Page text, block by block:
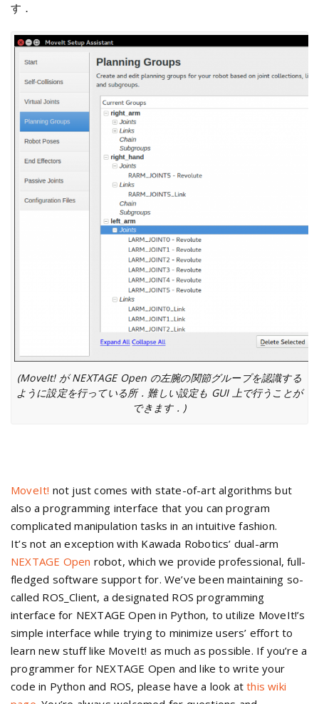
す．
(MoveIt! が NEXTAGE Open の左腕の関節グループを認識する
ように設定を行っている所．難しい設定も GUI 上で行うことが
できます．)
MoveIt! not just comes with state-of-art algorithms but
also a programming interface that you can program
complicated manipulation tasks in an intuitive fashion.
It’s not an exception with Kawada Robotics’ dual-arm
NEXTAGE Open robot, which we provide professional, full-
fledged software support for. We’ve been maintaining so-
called ROS_Client, a designated ROS programming
interface for NEXTAGE Open in Python, to utilize MoveIt!’s
simple interface while trying to minimize users’ effort to
learn new stuff like MoveIt! as much as possible. If you’re a
programmer for NEXTAGE Open and like to write your
code in Python and ROS, please have a look atthis wiki